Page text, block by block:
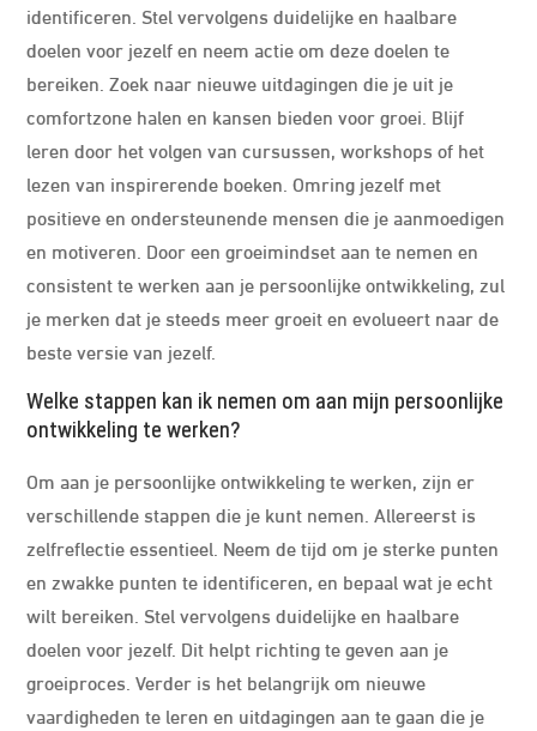
identificeren. Stel vervolgens duidelijke en haalbare
doelen voor jezelf en neem actie om deze doelen te
bereiken. Zoek naar nieuwe uitdagingen die je uit je
comfortzone halen en kansen bieden voor groei. Blijf
leren door het volgen van cursussen, workshops of het
lezen van inspirerende boeken. Omring jezelf met
positieve en ondersteunende mensen die je aanmoedigen
en motiveren. Door een groeimindset aan te nemen en
consistent te werken aan je persoonlijke ontwikkeling, zul
je merken dat je steeds meer groeit en evolueert naar de
beste versie van jezelf.
Welke stappen kan ik nemen om aan mijn persoonlijke
ontwikkeling te werken?
Om aan je persoonlijke ontwikkeling te werken, zijn er
verschillende stappen die je kunt nemen. Allereerst is
zelfreflectie essentieel. Neem de tijd om je sterke punten
en zwakke punten te identificeren, en bepaal wat je echt
wilt bereiken. Stel vervolgens duidelijke en haalbare
doelen voor jezelf. Dit helpt richting te geven aan je
groeiproces. Verder is het belangrijk om nieuwe
vaardigheden te leren en uitdagingen aan te gaan die je